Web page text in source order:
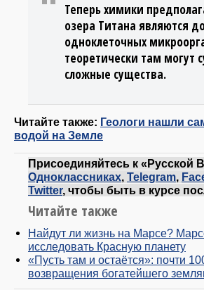
Теперь химики
озера Титана являются
одноклеточных
теоретически там могут
сложные существа.
Читайте также: Геологи нашли
водой на Земле
Присоединяйтесь к «Русской
Одноклассниках, Telegram,
Twitter, чтобы быть в курсе
Читайте также
Найдут ли жизнь на Марсе?
исследовать Красную планету
«Пусть там и остаётся»: почти
возвращения богатейшего